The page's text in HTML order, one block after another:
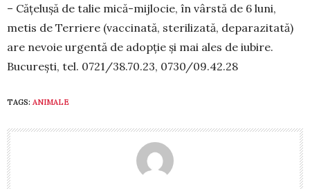
– Cățelușă de talie mică-mijlocie, în vârstă de 6 luni,
metis de Terriere (vaccinată, steri­lizată, deparazitată)
are nevoie urgentă de adop­ție și mai ales de iubire.
București, tel. 0721/38.70.23, 0730/09.42.28
TAGS: ANIMALE